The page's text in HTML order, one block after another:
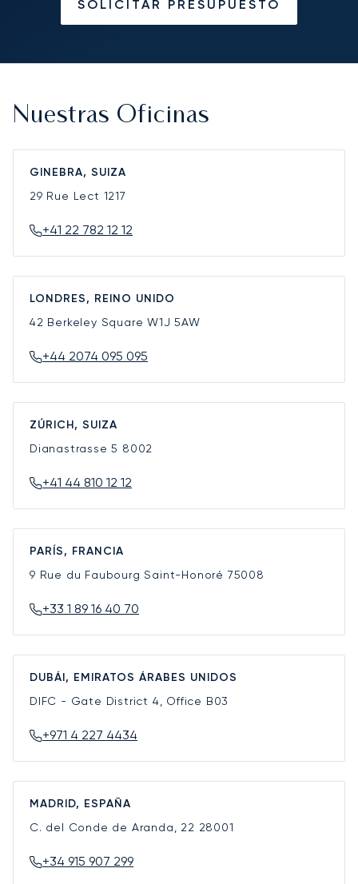
SOLICITAR PRESUPUESTO
Nuestras Oficinas
GINEBRA, SUIZA
29 Rue Lect 1217
+41 22 782 12 12
LONDRES, REINO UNIDO
42 Berkeley SquareW1J 5AW
+44 2074 095 095
ZÚRICH, SUIZA
Dianastrasse 5 8002
+41 44 810 12 12
PARÍS, FRANCIA
9 Rue du Faubourg Saint-Honoré 75008
+33 1 89 16 40 70
DUBÁI, EMIRATOS ÁRABES UNIDOS
DIFC - Gate District 4, Office B03
+971 4 227 4434
MADRID, ESPAÑA
C. del Conde de Aranda, 22 28001
+34 915 907 299